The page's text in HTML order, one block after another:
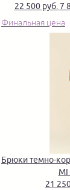
22 500 руб. 7
Финальная цена
Брюки темно-
MI
21